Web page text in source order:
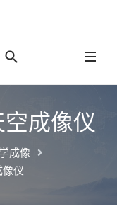
成像仪
成像
仪